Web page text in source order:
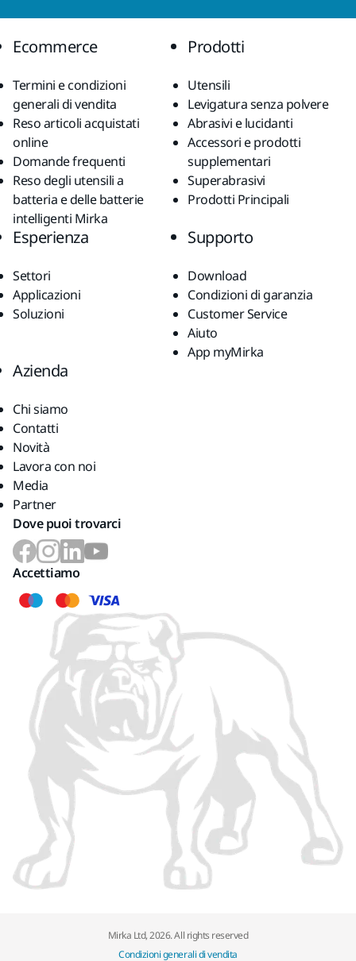
Ecommerce
Termini e condizioni
generali di vendita
Reso articoli acquistati
online
Domande frequenti
Reso degli utensili a
batteria e delle batterie
intelligenti Mirka
Prodotti
Utensili
Levigatura senza polvere
Abrasivi e lucidanti
Accessori e prodotti
supplementari
Superabrasivi
Prodotti Principali
Esperienza
Settori
Applicazioni
Soluzioni
Supporto
Download
Condizioni di garanzia
Customer Service
Aiuto
App myMirka
Azienda
Chi siamo
Contatti
Novità
Lavora con noi
Media
Partner
Dove puoi trovarci
Accettiamo
Mirka Ltd, 2026. All rights reserved
Condizioni generali di vendita